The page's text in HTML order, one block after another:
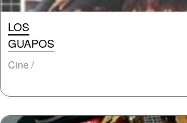
LOS
GUAPOS
Cine /